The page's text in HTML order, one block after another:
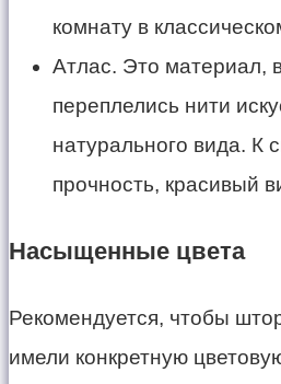
комнату в
Атлас. Это материал,
переплелись нити
натурального вида. К
прочность, красивый
Насыщенные цвета
Рекомендуется, чтобы
имели конкретную